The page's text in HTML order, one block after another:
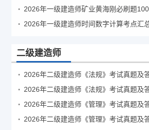
2026年一级建造师时间数字计算考点汇
二级建造师